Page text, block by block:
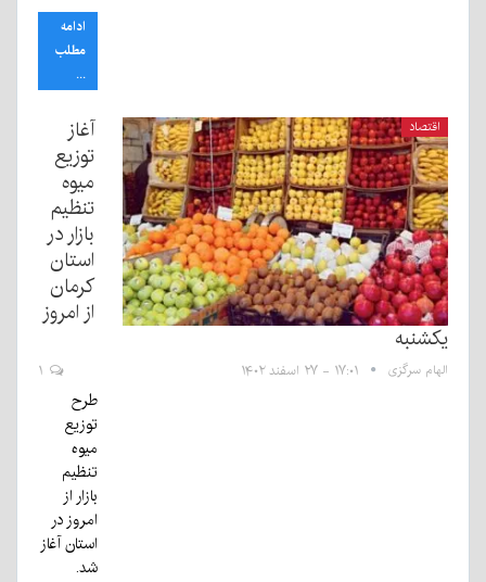
ادامه
مطلب
...
اقتصاد
آغاز
توزیع
میوه
تنظیم
بازار در
استان
کرمان
از امروز
یکشنبه
الهام سرگزی ۱۷:۰۱ - ۲۷ اسفند ۱۴۰۲
طرح
توزیع
میوه
تنظیم
بازار از
امروز در
استان آغاز
شد.